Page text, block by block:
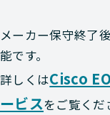
メーカー保守終了
能です。
詳しくはCisco
ービスをご覧くだ